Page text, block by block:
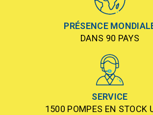
PRÉSENCE
DANS 90 PAYS
SERVICE
1500 POMPES EN STOCK